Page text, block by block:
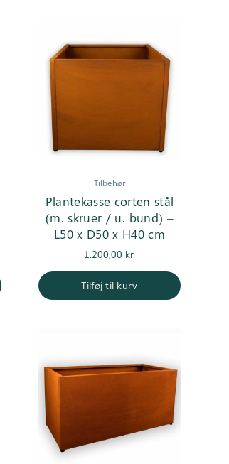
Tilbehør
Plantekasse corten stål
(m. skruer / u. bund) –
L50 x D50 x H40 cm
1.200,00 kr.
Tilføj til kurv